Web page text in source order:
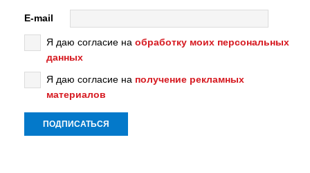
E-mail
Я даю согласие на обработку моих персональных
данных
Я даю согласие на получение рекламных
материалов